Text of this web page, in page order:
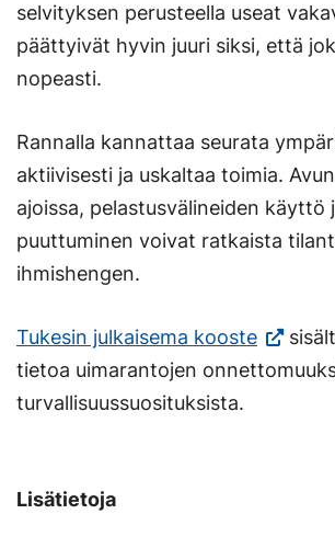
selvityksen perusteella useat
päättyivät hyvin juuri siksi, että
nopeasti.
Rannalla kannattaa seurata
aktiivisesti ja uskaltaa toimia.
ajoissa, pelastusvälineiden käyttö
puuttuminen voivat ratkaista
ihmishengen.
Tukesin julkaisema kooste(Vieraile
tietoa uimarantojen
turvallisuussuosituksista.
Lisätietoja